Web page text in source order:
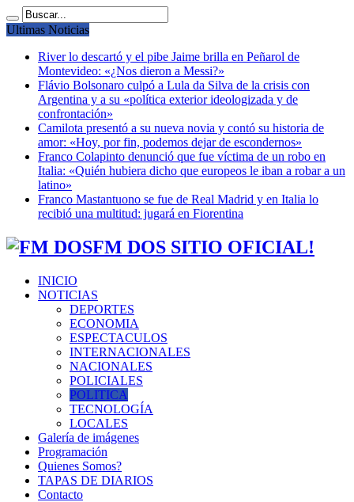
Ultimas Noticias
River lo descartó y el pibe Jaime brilla en Peñarol de
Montevideo: «¿Nos dieron a Messi?»
Flávio Bolsonaro culpó a Lula da Silva de la crisis con
Argentina y a su «política exterior ideologizada y de
confrontación»
Camilota presentó a su nueva novia y contó su historia de
amor: «Hoy, por fin, podemos dejar de escondernos»
Franco Colapinto denunció que fue víctima de un robo en
Italia: «Quién hubiera dicho que europeos le iban a robar a un
latino»
Franco Mastantuono se fue de Real Madrid y en Italia lo
recibió una multitud: jugará en Fiorentina
FM DOS SITIO OFICIAL!
INICIO
NOTICIAS
DEPORTES
ECONOMIA
ESPECTACULOS
INTERNACIONALES
NACIONALES
POLICIALES
POLITICA
TECNOLOGÍA
LOCALES
Galería de imágenes
Programación
Quienes Somos?
TAPAS DE DIARIOS
Contacto